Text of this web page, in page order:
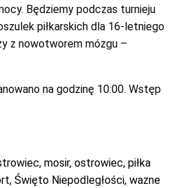
Będziemy podczas turnieju
piłkarskich dla 16-letniego
z nowotworem mózgu –
na godzinę 10:00. Wstęp
, mosir, ostrowiec, piłka
, Święto Niepodległości, wazne